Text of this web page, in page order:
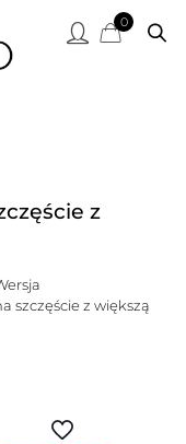
0
z
szczęście z większą